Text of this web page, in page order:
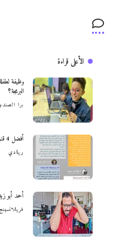
الأعلى قراءة
وظيفة
البرمجة؟
برا
أفضل 4 قنوات اليوتيوب العربية لتعليم الاقتصاد (إنفوجراف)
ريادي
أحمد أبو